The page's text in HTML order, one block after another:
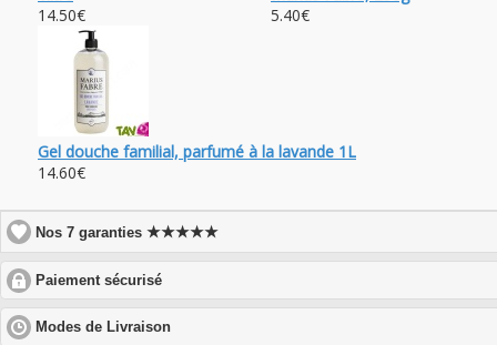
14.50€
5.40€
Gel douche familial, parfumé à la lavande 1L
14.60€
Nos 7 garanties★★★★★
Paiement sécurisé
to
expand
Modes de Livraison